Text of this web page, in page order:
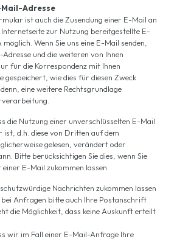
Mail-Adresse
ist auch die Zusendung einer E-Mail an
Internetseite zur Nutzung bereitgestellte E-
Wenn Sie uns eine E-Mail senden,
und die weiteren von Ihnen
für die Korrespondenz mit Ihnen
gespeichert, wie dies für diesen Zweck
eine weitere Rechtsgrundlage
die Nutzung einer unverschlüsselten E-Mail
ist, d.h. diese von Dritten auf dem
gelesen, verändert oder
Bitte berücksichtigen Sie dies, wenn Sie
E-Mail zukommen lassen.
Nachrichten zukommen lassen
bei Anfragen bitte auch Ihre Postanschrift
die Möglichkeit, dass keine Auskunft erteilt
wir im Fall einer E-Mail-Anfrage Ihre